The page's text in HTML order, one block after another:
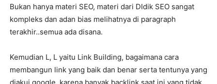
Bukan hanya materi SEO, materi dari DIdik SEO sangat
kompleks dan adan bias melihatnya di paragraph
terakhir..semua ada disana.
Kemudian L, L yaitu Link Building, bagaimana cara
membangun link yang baik dan benar serta tentunya yang